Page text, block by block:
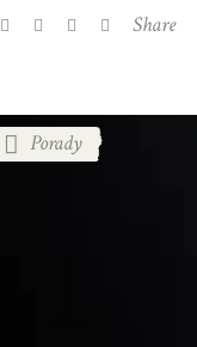
Share
Porady